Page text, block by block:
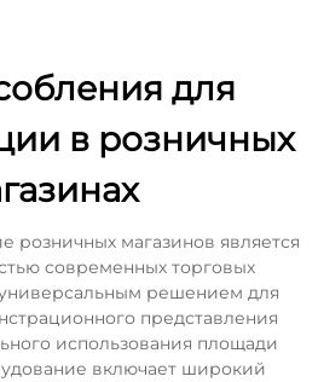
для
в розничных
розничных магазинов является
современных торговых
решением для
представления
использования площади
включает широкий